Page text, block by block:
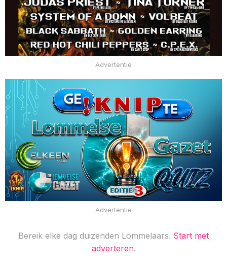
Advertentie
Advertentie
Bereik elke dag duizenden Lommelaars. Start met
adverteren.